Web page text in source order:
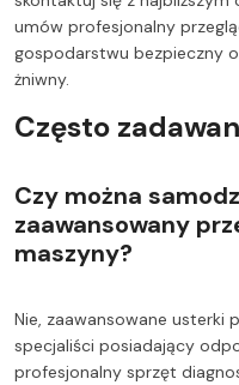
umów profesjonalny
gospodarstwu bezpieczny
żniwny.
Często
Czy można
zaawansowany
maszyny?
Nie, zaawansowane usterki
specjaliści posiadający
profesjonalny sprzęt